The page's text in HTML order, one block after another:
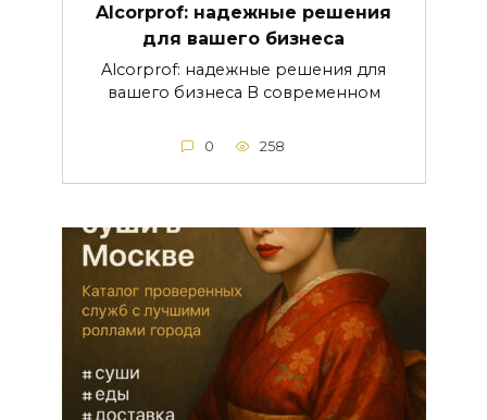
Alcorprof: надежные решения
для вашего бизнеса
Alcorprof: надежные решения для
вашего бизнеса В современном
0 258